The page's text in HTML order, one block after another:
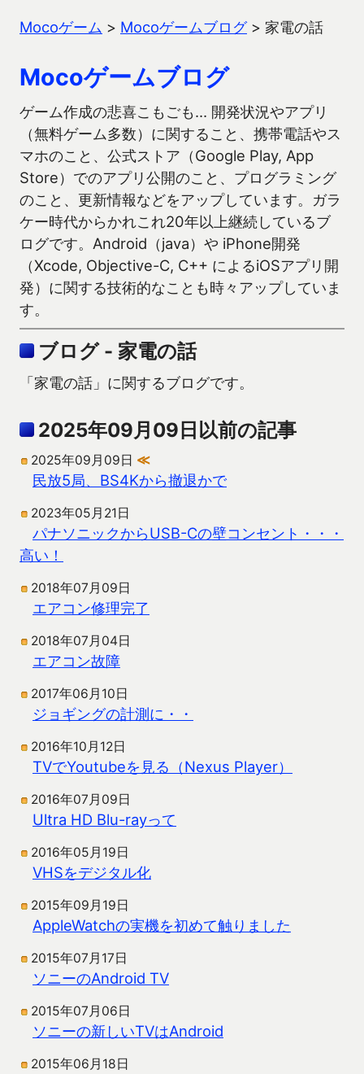
Mocoゲーム > Mocoゲームブログ> 家電の話
Mocoゲームブログ
ゲーム作成の悲喜こもごも… 開発状況やアプリ
（無料ゲーム多数）に関すること、携帯電話やス
マホのこと、公式ストア（Google Play, App
Store）でのアプリ公開のこと、プログラミング
のこと、更新情報などをアップしています。ガラ
ケー時代からかれこれ20年以上継続しているブ
ログです。Android（java）や iPhone開発
（Xcode, Objective-C, C++ によるiOSアプリ開
発）に関する技術的なことも時々アップしていま
す。
ブログ - 家電の話
「家電の話」に関するブログです。
2025年09月09日以前の記事
2025年09月09日 ≪
民放5局、BS4Kから撤退かで
2023年05月21日
パナソニックからUSB-Cの壁コンセント・・・
高い！
2018年07月09日
エアコン修理完了
2018年07月04日
エアコン故障
2017年06月10日
ジョギングの計測に・・
2016年10月12日
TVでYoutubeを見る（Nexus Player）
2016年07月09日
Ultra HD Blu-rayって
2016年05月19日
VHSをデジタル化
2015年09月19日
AppleWatchの実機を初めて触りました
2015年07月17日
ソニーのAndroid TV
2015年07月06日
ソニーの新しいTVはAndroid
2015年06月18日